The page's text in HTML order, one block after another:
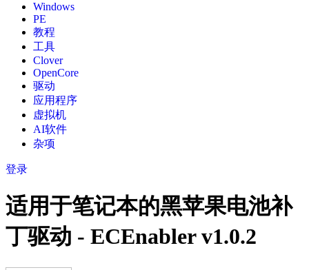
Windows
PE
教程
工具
Clover
OpenCore
驱动
应用程序
虚拟机
AI软件
杂项
登录
适用于笔记本的黑苹果电池补
丁驱动 - ECEnabler v1.0.2